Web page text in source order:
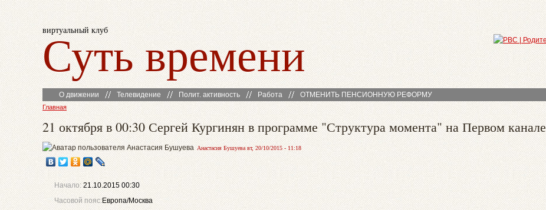
виртуальный клуб
Суть времени
О движении Телевидение Полит. активность Работа ОТМЕНИТЬ ПЕНСИОННУЮ РЕФОРМУ
Главная
21 октября в 00:30 Сергей Кургинян в программе "Структура момента" на Первом канале
Анастасия Бушуева вт, 20/10/2015 - 11:18
Начало: 21.10.2015 00:30
Часовой пояс:Европа/Москва